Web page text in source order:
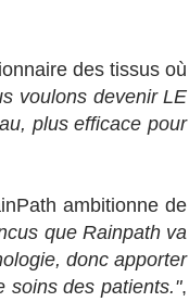
des tissus où
voulons devenir LE
plus efficace pour
ambitionne de
que Rainpath va
donc apporter
soins des patients.",